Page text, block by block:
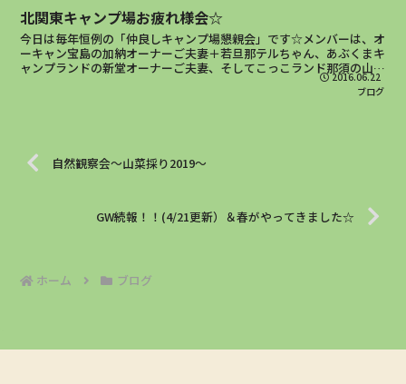
北関東キャンプ場お疲れ様会☆
今日は毎年恒例の「仲良しキャンプ場懇親会」です☆メンバーは、オ
ーキャン宝島の加納オーナーご夫妻＋若旦那テルちゃん、あぶくまキ
ャンプランドの新堂オーナーご夫妻、そしてこっこランド那須の山口
オーナーご夫妻がご来場！！今回は昼過ぎに早めに集まり、...2016.06.22
ブログ
自然観察会～山菜採り2019～
GW続報！！(4/21更新）＆春がやってきました☆
ホーム ブログ